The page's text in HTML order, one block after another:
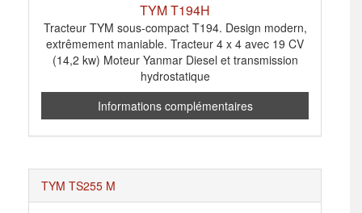
TYM T194H
Tracteur TYM sous-compact T194. Design modern,
extrêmement maniable. Tracteur 4 x 4 avec 19 CV
(14,2 kw) Moteur Yanmar Diesel et transmission
hydrostatique
Informations complémentaires
TYM TS255 M